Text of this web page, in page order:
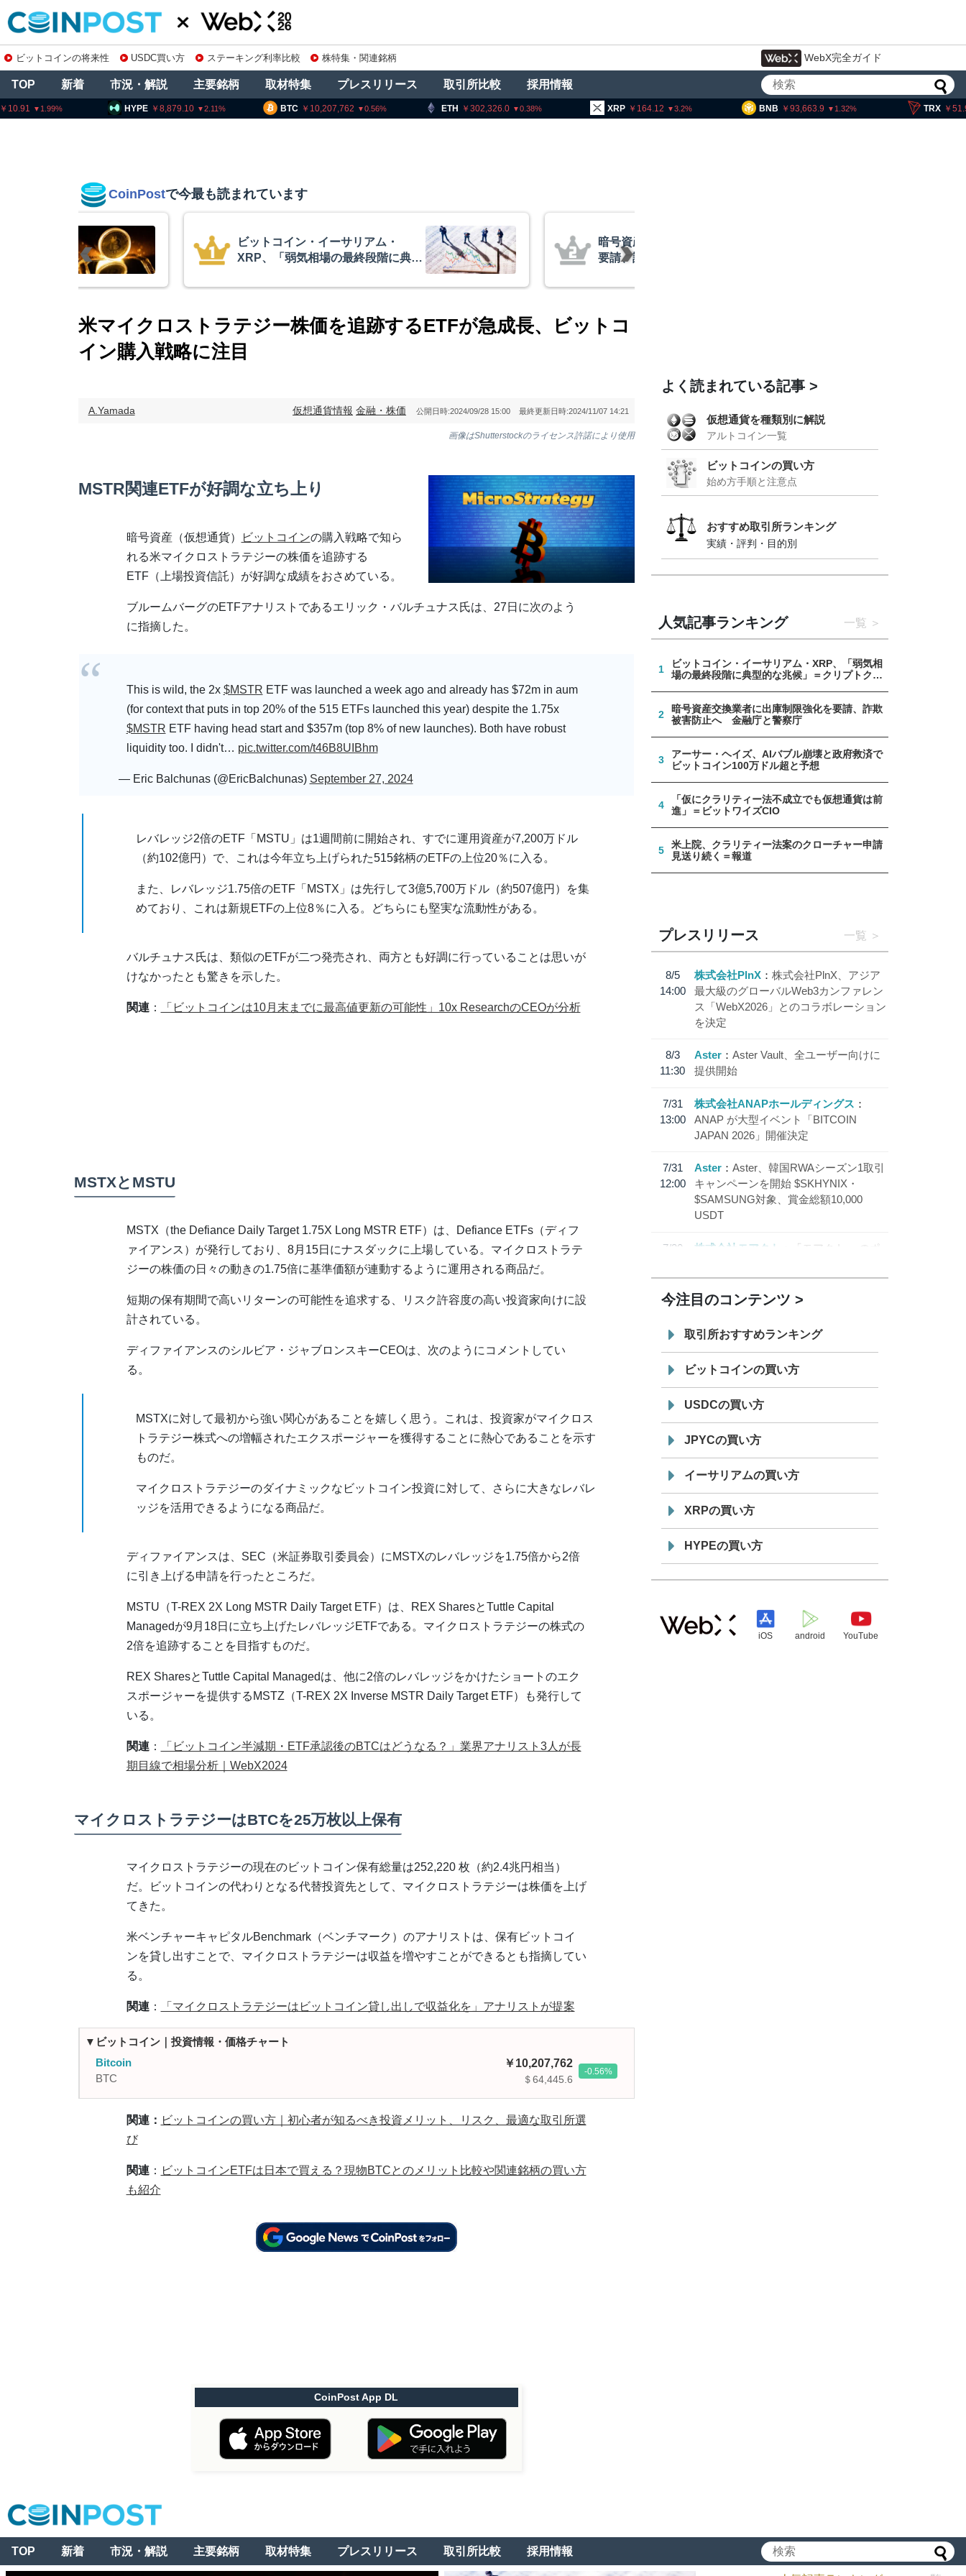
ビットコインの将来性 USDC買い方 ステーキング利率比較 株特集・関連銘柄 WebX完全ガイド
TOP 新着 市況・解説 主要銘柄 取材特集 プレスリリース 取引所比較 採用情報
BTC 10,207,762 0.56 ETH 302,326.0 XRP 164.12 BNB 93,663.9 1.32 TRX 51.91
HYPE 8,879.10 2.11
CoinPostで今最も読まれています
暗号資産交換業者に出庫制限強化を
要請、詐欺被害防止へ 金融庁と警
アーサー・ヘイズ、AIバブル崩壊と
政府救済でビットコイン100万ドル
米マイクロストラテジー株価を追跡するETFが急成長、ビットコ
イン購入戦略に注目
A.Yamada 仮想通貨情報 金融・株価 公開日時:2024/09/28 15:00 最終更新日時:2024/11/07 14:21
画像はShutterstockのライセンス許諾により使用
MSTR関連ETFが好調な立ち上り
暗号資産（仮想通貨） ビットコインの購入戦略で知ら
れる米マイクロストラテジーの株価を追跡する
ETF（上場投資信託）が好調な成績をおさめている。
ブルームバーグのETFアナリストであるエリック・バルチュナス氏は、27日に次のよう
に指摘した。
This is wild, the 2x $MSTR ETF was launched a week ago and already has $72m in aum
(for context that puts in top 20% of the 515 ETFs launched this year) despite the 1.75x
$MSTR ETF having head start and $357m (top 8% of new launches). Both have robust
liquidity too. I didn't… pic.twitter.com/t46B8UIBhm
— Eric Balchunas (@EricBalchunas) September 27, 2024
レバレッジ2倍のETF「MSTU」は1週間前に開始され、すでに運用資産が7,200万ドル
（約102億円）で、これは今年立ち上げられた515銘柄のETFの上位20％に入る。
また、レバレッジ1.75倍のETF「MSTX」は先行して3億5,700万ドル（約507億円）を集
めており、これは新規ETFの上位8％に入る。どちらにも堅実な流動性がある。
バルチュナス氏は、類似のETFが二つ発売され、両方とも好調に行っていることは思いが
けなかったとも驚きを示した。
関連： 「ビットコインは10月末までに最高値更新の可能性」10x ResearchのCEOが分析
MSTXとMSTU
MSTX（the Defiance Daily Target 1.75X Long MSTR ETF）は、Defiance ETFs（ディフ
ァイアンス）が発行しており、8月15日にナスダックに上場している。マイクロストラテ
ジーの株価の日々の動きの1.75倍に基準価額が連動するように運用される商品だ。
短期の保有期間で高いリターンの可能性を追求する、リスク許容度の高い投資家向けに設
計されている。
ディファイアンスのシルビア・ジャブロンスキーCEOは、次のようにコメントしてい
る。
MSTXに対して最初から強い関心があることを嬉しく思う。これは、投資家がマイクロス
トラテジー株式への増幅されたエクスポージャーを獲得することに熱心であることを示す
ものだ。
マイクロストラテジーのダイナミックなビットコイン投資に対して、さらに大きなレバレ
ッジを活用できるようになる商品だ。
ディファイアンスは、SEC（米証券取引委員会）にMSTXのレバレッジを1.75倍から2倍
に引き上げる申請を行ったところだ。
MSTU（T-REX 2X Long MSTR Daily Target ETF）は、REX SharesとTuttle Capital
Managedが9月18日に立ち上げたレバレッジETFである。マイクロストラテジーの株式の
2倍を追跡することを目指すものだ。
REX SharesとTuttle Capital Managedは、他に2倍のレバレッジをかけたショートのエク
スポージャーを提供するMSTZ（T-REX 2X Inverse MSTR Daily Target ETF）も発行して
いる。
関連：
「ビットコイン半減期・ETF承認後のBTCはどうなる？」業界アナリスト3人が長
期目線で相場分析｜WebX2024
マイクロストラテジーはBTCを25万枚以上保有
マイクロストラテジーの現在のビットコイン保有総量は252,220 枚（約2.4兆円相当）
だ。ビットコインの代わりとなる代替投資先として、マイクロストラテジーは株価を上げ
てきた。
米ベンチャーキャピタルBenchmark（ベンチマーク）のアナリストは、保有ビットコイ
ンを貸し出すことで、マイクロストラテジーは収益を増やすことができるとも指摘してい
る。
関連： 「マイクロストラテジーはビットコイン貸し出しで収益化を」アナリストが提案
▼ビットコイン｜投資情報・価格チャート
Bitcoin
BTC
10,207,762
＄64,445.6
-0.56
関連： ビットコインの買い方｜初心者が知るべき投資メリット、リスク、最適な取引所選
び
関連： ビットコインETFは日本で買える？現物BTCとのメリット比較や関連銘柄の買い方
も紹介
CoinPost App DL
よく読まれている記事
仮想通貨を種類別に解説
アルトコイン一覧
ビットコインの買い方
始め方手順と注意点
おすすめ取引所ランキング
実績・評判・目的別
人気記事ランキング 一覧
1
ビットコイン・イーサリアム・XRP、「弱気相
場の最終段階に典型的な兆候」＝クリプトクア
2
暗号資産交換業者に出庫制限強化を要請、詐欺
被害防止へ 金融庁と警察庁
3
アーサー・ヘイズ、AIバブル崩壊と政府救済で
ビットコイン100万ドル超と予想
4
「仮にクラリティー法不成立でも仮想通貨は前
進」＝ビットワイズCIO
5
米上院、クラリティー法案のクローチャー申請
見送り続く＝報道
プレスリリース 一覧
8/5
14:00
株式会社PlnX
株式会社PlnX、アジア
最大級のグローバルWeb3カンファレン
ス「WebX2026」とのコラボレーション
を決定
8/3
11:30
Aster
Aster Vault、全ユーザー向けに
提供開始
7/31
13:00
株式会社ANAPホールディングス
ANAP が大型イベント「BITCOIN
JAPAN 2026」開催決定
7/31
12:00
Aster
Aster、韓国RWAシーズン1取引
キャンペーンを開始 $SKHYNIX・
$SAMSUNG対象、賞金総額10,000
USDT
7/30
株式会社モアクト
「モアクト」 のポ
「 JPYC」を追加
19:30
てステーブルコイン「JPYSC」徹底解
説セミナーを開催
今注目のコンテンツ
取引所おすすめランキング
ビットコインの買い方
USDCの買い方
JPYCの買い方
イーサリアムの買い方
XRPの買い方
HYPEの買い方
iOS android YouTube
TOP 新着 市況・解説 主要銘柄 取材特集 プレスリリース 取引所比較 採用情報